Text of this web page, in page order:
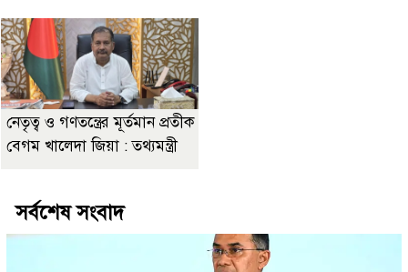
নেতৃত্ব ও গণতন্ত্রের মূর্তমান প্রতীক
বেগম খালেদা জিয়া : তথ্যমন্ত্রী
সর্বশেষ সংবাদ